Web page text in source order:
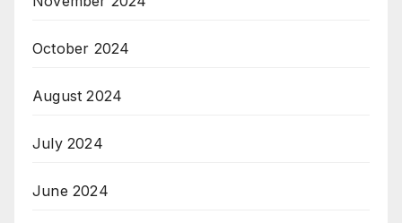
October 2024
August 2024
July 2024
June 2024